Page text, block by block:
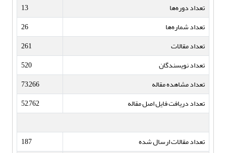
تعداد دوره‌ها
13
تعداد شماره‌ها
26
تعداد مقالات
261
تعداد نویسندگان
520
تعداد مشاهده مقاله
73,266
تعداد دریافت فایل اصل مقاله
52,762
تعداد مقالات ارسال شده
187